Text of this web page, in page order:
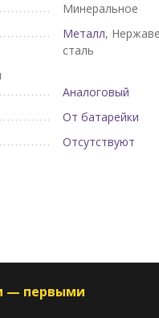
Минеральное
Металл,
сталь
Аналоговый
От батарейки
Отсутствуют
— первыми